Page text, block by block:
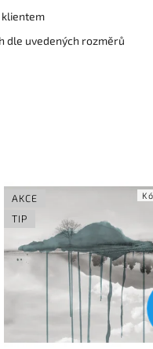
klientem
dle uvedených rozměrů
AKCE
TIP